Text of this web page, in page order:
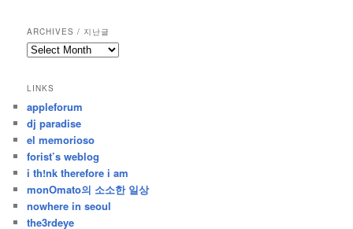
ARCHIVES / 지난글
archives
난
글
LINKS
appleforum
dj paradise
el memorioso
forist’s weblog
i th!nk therefore i am
monOmato의 소소한 일상
nowhere in seoul
the3rdeye